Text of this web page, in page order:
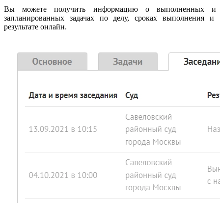
Вы можете получить информацию о выполненных и
запланированных задачах по делу, сроках выполнения и
результате онлайн.